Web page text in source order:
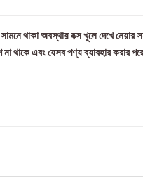
থাকা অবস্থায় বক্স খুলে দেখে নেয়ার
থাকে এবং যেসব পণ্য ব্যাবহার করার পরে